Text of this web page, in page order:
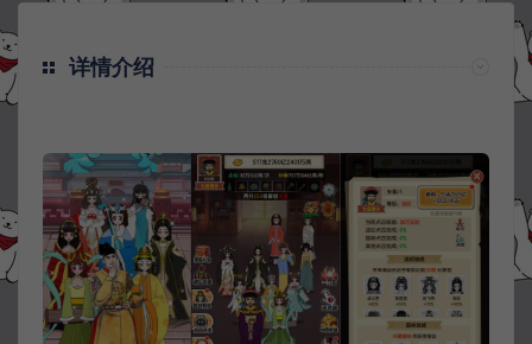
详情介绍